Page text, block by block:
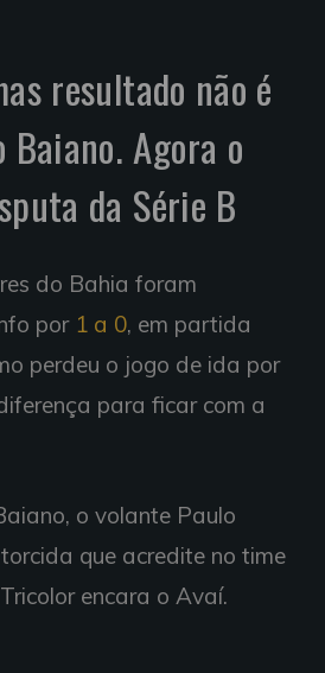
resultado não é
Agora o
da Série B
do Bahia foram
por 1 a 0, em partida
perdeu o jogo de ida por
para ficar com a
o volante Paulo
que acredite no time
encara o Avaí.